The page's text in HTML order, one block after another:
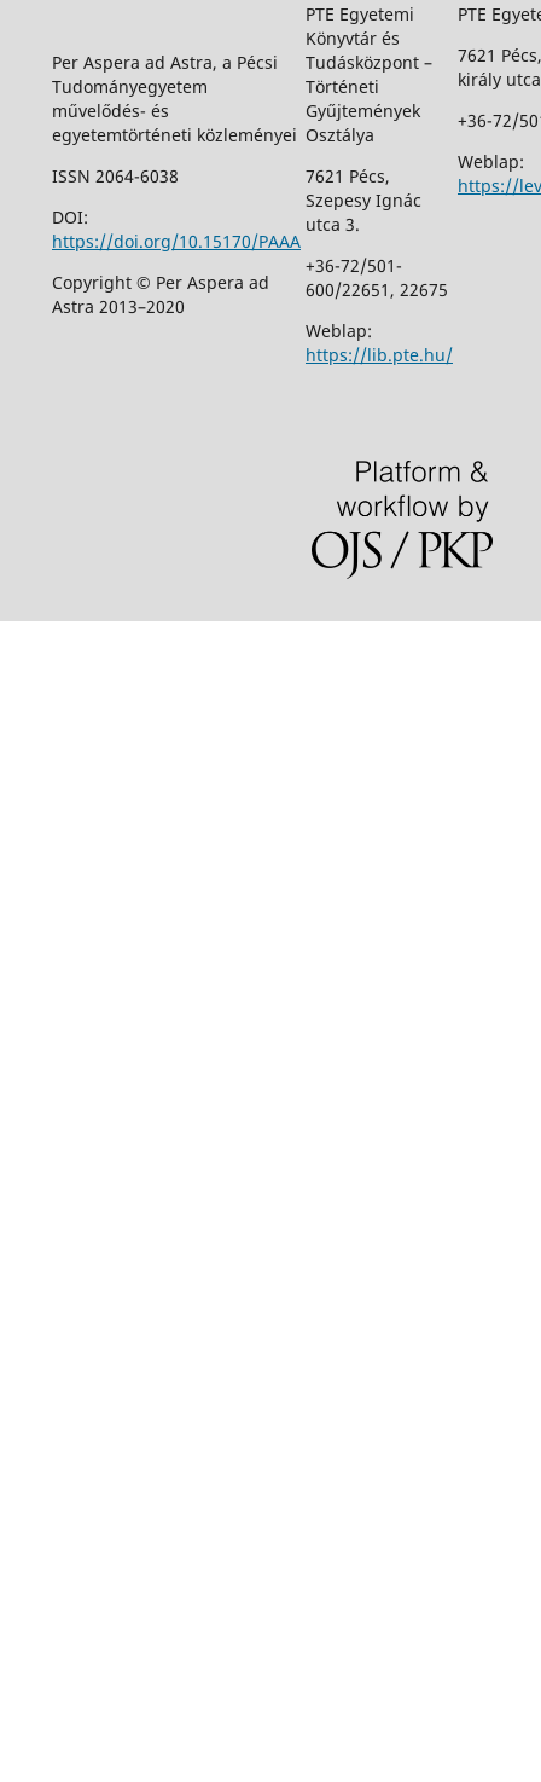
Per Aspera ad Astra, a Pécsi
Tudományegyetem
művelődés- és
egyetemtörténeti közleményei
ISSN 2064-6038
DOI:
https://doi.org/10.15170/PAAA
Copyright © Per Aspera ad
Astra 2013–2020
PTE Egyetemi
Könyvtár és
Tudásközpont –
Történeti
Gyűjtemények
Osztálya
7621 Pécs,
Szepesy Ignác
utca 3.
+36-72/501-
600/22651, 22675
Weblap:
https://lib.pte.hu/
PTE
7621
király
+36-72/
Weblap:
https://